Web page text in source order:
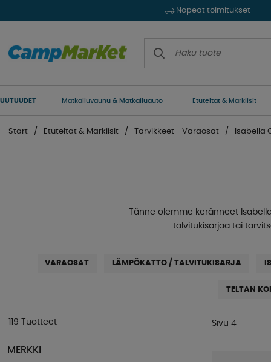
Nopeat toimitukset
UUTUUDET Matkailuvaunu & Matkailuauto Etuteltat & Markiisit
Start Etuteltat & Markiisit Tarvikkeet - Varaosat Isabella
Tänne olemme keränneet
talvitukisarjaa tai
VARAOSAT LÄMPÖKATTO / TALVITUKISARJA
TELTAN
119 Tuotteet
MERKKI
Sivu 4